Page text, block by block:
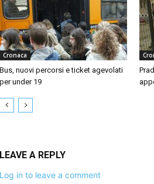
Cronaca
Bus, nuovi percorsi e ticket agevolati
per under 19
LEAVE A REPLY
Log in to leave a comment